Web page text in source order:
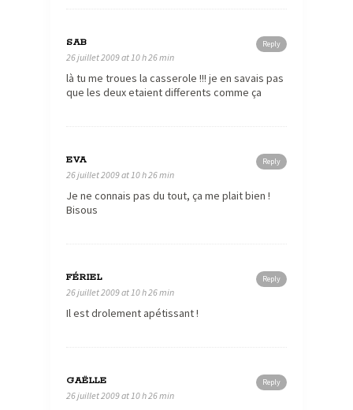
Reply
SAB
26 juillet 2009 at 10 h 26 min
là tu me troues la casserole !!! je en savais pas
que les deux etaient differents comme ça
Reply
EVA
26 juillet 2009 at 10 h 26 min
Je ne connais pas du tout, ça me plait bien !
Bisous
Reply
FÉRIEL
26 juillet 2009 at 10 h 26 min
Il est drolement apétissant !
Reply
GAËLLE
26 juillet 2009 at 10 h 26 min